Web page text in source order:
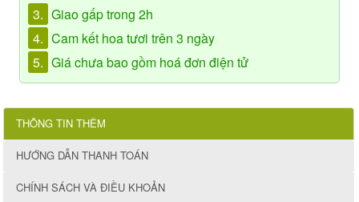
3. Giao gấp trong 2h
4. Cam kết hoa tươi trên 3 ngày
5. Giá chưa bao gồm hoá đơn điện tử
THÔNG TIN THÊM
HƯỚNG DẪN THANH TOÁN
CHÍNH SÁCH VÀ ĐIỀU KHOẢN